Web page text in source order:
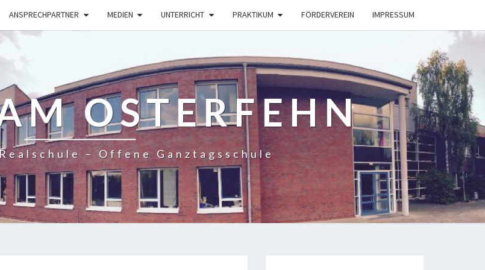
ANSPRECHPARTNER MEDIEN UNTERRICHT PRAKTIKUM FÖRDERVEREIN IMPRESSUM
OSTERFEHN
– Offene Ganztagsschule